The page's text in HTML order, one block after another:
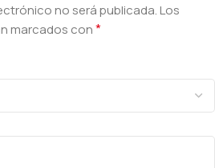
no será publicada.Los
marcados con*